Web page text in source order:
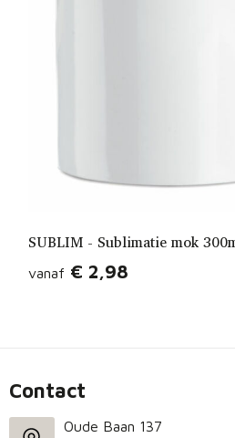
SUBLIM - Sublimatie mok
vanaf € 2,98
Contact
Oude Baan 137